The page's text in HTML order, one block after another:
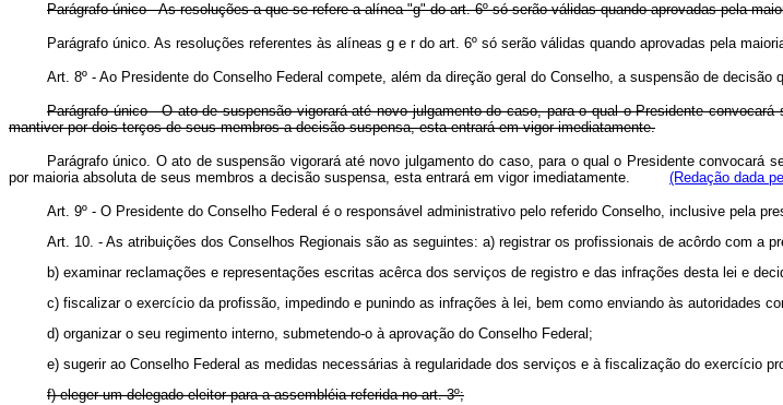
Parágrafo único - As resoluções a que se refere a alínea "g" do art. 6º só serão válidas quando aprovadas pela
Parágrafo único. As resoluções referentes às alíneas g e r do art. 6º só serão válidas quando aprovadas pela
Art. 8º - Ao Presidente do Conselho Federal compete, além da direção geral do Conselho, a suspensão de decisão
Parágrafo único - O ato de suspensão vigorará até novo julgamento do caso, para o qual o Presidente
mantiver por dois terços de seus membros a decisão suspensa, esta entrará em vigor imediatamente.
Parágrafo único. O ato de suspensão vigorará até novo julgamento do caso, para o qual o Presidente
por maioria absoluta de seus membros a decisão suspensa, esta entrará em vigor imediatamente.
(Redação dada
Art. 9º - O Presidente do Conselho Federal é o responsável administrativo pelo referido Conselho, inclusive pela
Art. 10. - As atribuições dos Conselhos Regionais são as seguintes: a) registrar os profissionais de acôrdo com a
b) examinar reclamações e representações escritas acêrca dos serviços de registro e das infrações desta lei e
c) fiscalizar o exercício da profissão, impedindo e punindo as infrações à lei, bem como enviando às autoridades
d) organizar o seu regimento interno, submetendo-o à aprovação do Conselho Federal;
e) sugerir ao Conselho Federal as medidas necessárias à regularidade dos serviços e à fiscalização do exercício
f) eleger um delegado-eleitor para a assembléia referida no art. 3º;